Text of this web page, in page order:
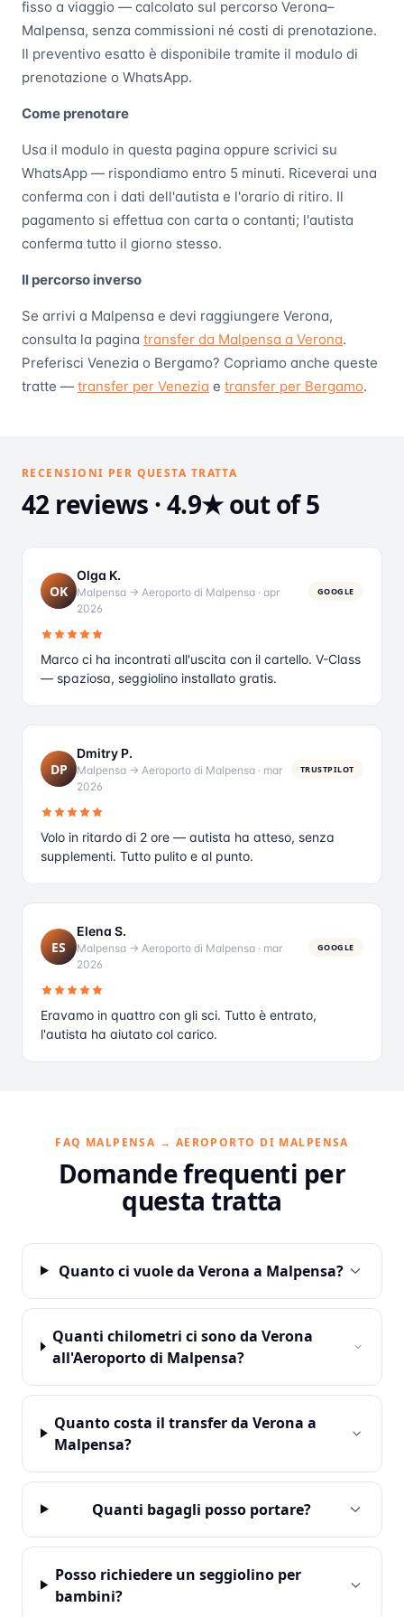
fisso a viaggio — calcolato sul percorso Verona–
Malpensa, senza commissioni né costi di prenotazione.
Il preventivo esatto è disponibile tramite il modulo di
prenotazione o WhatsApp.
Come prenotare
Usa il modulo in questa pagina oppure scrivici su
WhatsApp — rispondiamo entro 5 minuti. Riceverai una
conferma con i dati dell'autista e l'orario di ritiro. Il
pagamento si effettua con carta o contanti; l'autista
conferma tutto il giorno stesso.
Il percorso inverso
Se arrivi a Malpensa e devi raggiungere Verona,
consulta la pagina transfer da Malpensa a Verona.
Preferisci Venezia o Bergamo? Copriamo anche queste
tratte — transfer per Venezia e transfer per Bergamo.
RECENSIONI PER QUESTA TRATTA
42 reviews · 4.9★ out of 5
OK
Olga K.
Malpensa → Aeroporto di Malpensa · apr
2026
GOOGLE
Marco ci ha incontrati all'uscita con il cartello. V-Class
— spaziosa, seggiolino installato gratis.
DP
Dmitry P.
Malpensa → Aeroporto di Malpensa · mar
2026
TRUSTPILOT
Volo in ritardo di 2 ore — autista ha atteso, senza
supplementi. Tutto pulito e al punto.
ES
Elena S.
Malpensa → Aeroporto di Malpensa · mar
2026
GOOGLE
Eravamo in quattro con gli sci. Tutto è entrato,
l'autista ha aiutato col carico.
FAQ MALPENSA → AEROPORTO DI MALPENSA
Domande frequenti per
questa tratta
Quanto ci vuole da Verona a Malpensa?
Quanti chilometri ci sono da Verona
all'Aeroporto di Malpensa?
Quanto costa il transfer da Verona a
Malpensa?
Quanti bagagli posso portare?
Posso richiedere un seggiolino per
bambini?